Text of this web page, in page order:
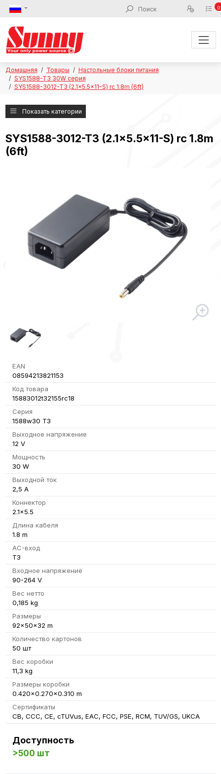
0
Домашняя Товары
Настольные блоки питания
SYS1588-T3 30W серия
SYS1588-3012-T3 (2.1x5.5x11-S) rc 1.8m (6ft)
Показать категории
SYS1588-3012-T3 (2.1x5.5x11-S) rc 1.8m
(6ft)
EAN
08594213821153
Код товара
15883012t32155rc18
Серия
1588w30 T3
Выходное напряжение
12 V
Мощность
30 W
Выходной ток
2,5 A
Коннектор
2.1x5.5
Длина кабеля
1.8 m
AC-вход
T3
Входное напряжение
90-264 V
Вес нетто
0,185 kg
Размеры
92x50x32 m
Количество картонов
50 шт
Вес коробки
11,3 kg
Размеры коробки
0.420x0.270x0.310 m
Сертификаты
CB, CCC, CE, cTUVus, EAC, FCC, PSE, RCM, TUV/GS, UKCA
Доступность
>500 шт